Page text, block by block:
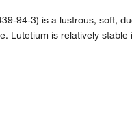
94-3) is a lustrous, soft,
Lutetium is relatively